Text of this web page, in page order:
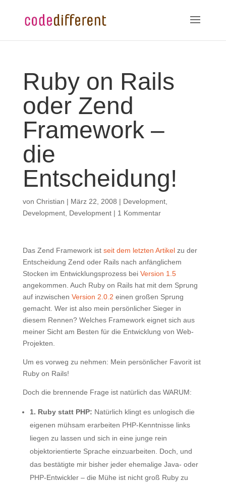
Ruby on Rails
oder Zend
Framework –
die
Entscheidung!
von Christian | März 22, 2008 | Development,
Development, Development| 1 Kommentar
Das Zend Framework ist seit dem letzten Artikelzu der
Entscheidung Zend oder Rails nach anfänglichem
Stocken im Entwicklungsprozess bei Version 1.5
angekommen. Auch Ruby on Rails hat mit dem Sprung
auf inzwischen Version 2.0.2 einen großen Sprung
gemacht. Wer ist also mein persönlicher Sieger in
diesem Rennen? Welches Framework eignet sich aus
meiner Sicht am Besten für die Entwicklung von Web-
Projekten.
Um es vorweg zu nehmen: Mein persönlicher Favorit ist
Ruby on Rails!
Doch die brennende Frage ist natürlich das WARUM:
1. Ruby statt PHP: Natürlich klingt es unlogisch die
eigenen mühsam erarbeiten PHP-Kenntnisse links
liegen zu lassen und sich in eine junge rein
objektorientierte Sprache einzuarbeiten. Doch, und
das bestätigte mir bisher jeder ehemalige Java- oder
PHP-Entwickler – die Mühe ist nicht groß Ruby zu